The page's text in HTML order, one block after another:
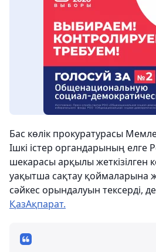
Бас көлік прокуратурасы
Ішкі істер органдарының елге
шекарасы арқылы жеткізілген
уақытша сақтау қоймаларына
сәйкес орындалуын тексерді,
ҚазАқпарат.